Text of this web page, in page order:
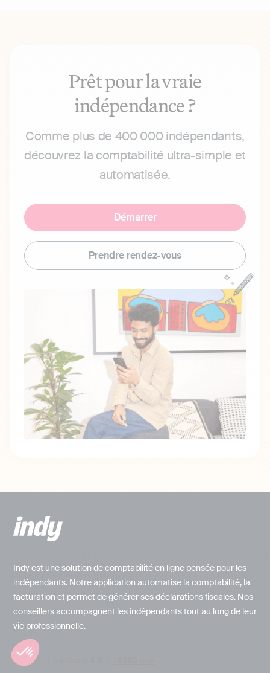
Prêt pour la vraie
indépendance ?
Comme plus de 400 000 indépendants,
découvrez la comptabilité ultra-simple et
automatisée.
Démarrer
Prendre rendez-vous
Indy est une solution de comptabilité en ligne pensée pour les
indépendants. Notre application automatise la comptabilité, la
facturation et permet de générer ses déclarations fiscales. Nos
conseillers accompagnent les indépendants tout au long de leur
vie professionnelle.